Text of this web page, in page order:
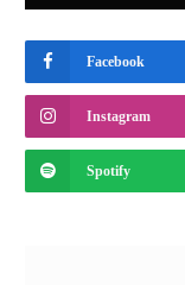
Facebook
Instagram
Spotify